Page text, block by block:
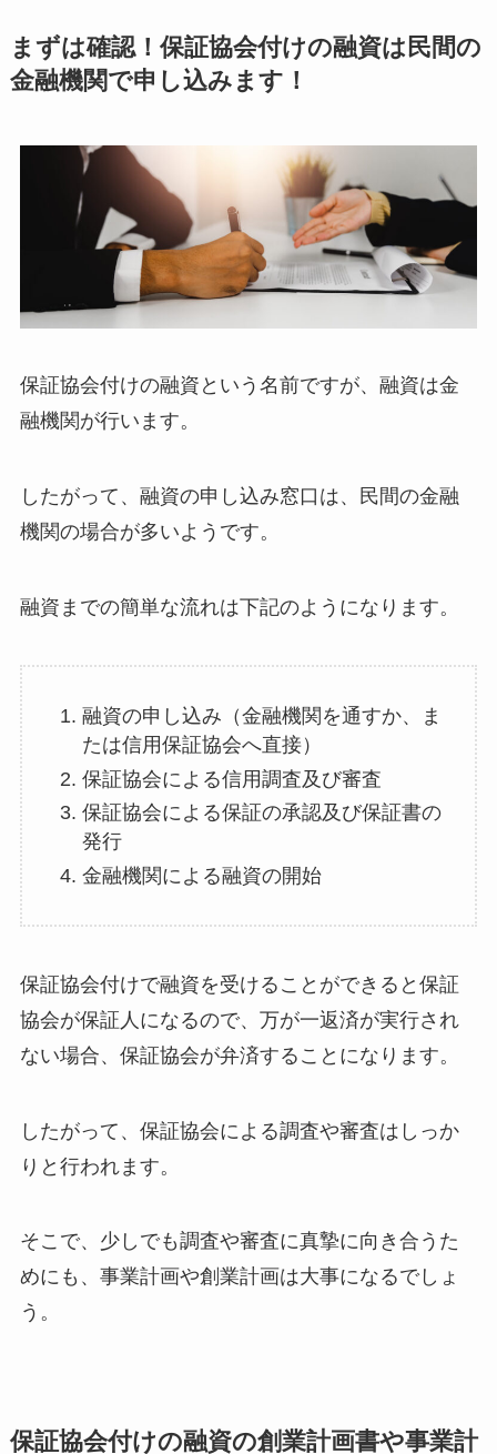
まずは確認！保証協会付けの融資は民間の
金融機関で申し込みます！
保証協会付けの融資という名前ですが、融資は金
融機関が行います。
したがって、融資の申し込み窓口は、民間の金融
機関の場合が多いようです。
融資までの簡単な流れは下記のようになります。
融資の申し込み（金融機関を通すか、ま
たは信用保証協会へ直接）
保証協会による信用調査及び審査
保証協会による保証の承認及び保証書の
発行
金融機関による融資の開始
保証協会付けで融資を受けることができると保証
協会が保証人になるので、万が一返済が実行され
ない場合、保証協会が弁済することになります。
したがって、保証協会による調査や審査はしっか
りと行われます。
そこで、少しでも調査や審査に真摯に向き合うた
めにも、事業計画や創業計画は大事になるでしょ
う。
保証協会付けの融資の創業計画書や事業計